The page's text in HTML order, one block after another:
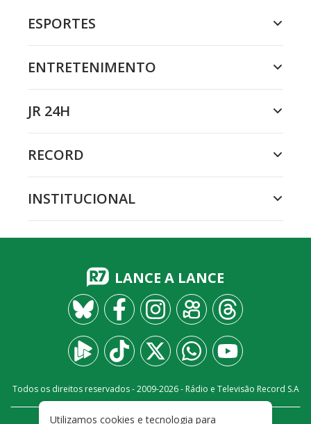
ESPORTES
ENTRETENIMENTO
JR 24H
RECORD
INSTITUCIONAL
LANCE A LANCE
Todos os direitos reservados - 2009-2026- Rádio e Televisão Record S.A
Utilizamos cookies e tecnologia para